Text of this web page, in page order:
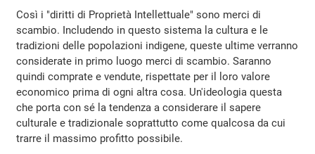
Così i "diritti di Proprietà Intellettuale" sono merci di
scambio. Includendo in questo sistema la cultura e le
tradizioni delle popolazioni indigene, queste ultime verranno
considerate in primo luogo merci di scambio. Saranno
quindi comprate e vendute, rispettate per il loro valore
economico prima di ogni altra cosa. Un'ideologia questa
che porta con sé la tendenza a considerare il sapere
culturale e tradizionale soprattutto come qualcosa da cui
trarre il massimo profitto possibile.